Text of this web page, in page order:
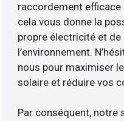
raccordement efficace
cela vous donne la
propre électricité et
l’environnement.
nous pour maximiser
solaire et réduire vos
Par conséquent, notre